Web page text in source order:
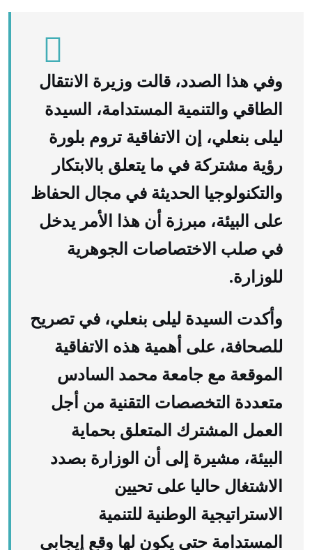
وفي هذا الصدد، قالت وزيرة الانتقال
الطاقي والتنمية المستدامة، السيدة
ليلى بنعلي، إن الاتفاقية تروم بلورة
رؤية مشتركة في ما يتعلق بالابتكار
والتكنولوجيا الحديثة في مجال الحفاظ
على البيئة، مبرزة أن هذا الأمر يدخل
في صلب الاختصاصات الجوهرية
للوزارة.
وأكدت السيدة ليلى بنعلي، في تصريح
للصحافة، على أهمية هذه الاتفاقية
الموقعة مع جامعة محمد السادس
متعددة التخصصات التقنية من أجل
العمل المشترك المتعلق بحماية
البيئة، مشيرة إلى أن الوزارة بصدد
الاشتغال حاليا على تحيين
الاستراتيجية الوطنية للتنمية
المستدامة حتى يكون لها وقع إيجابي